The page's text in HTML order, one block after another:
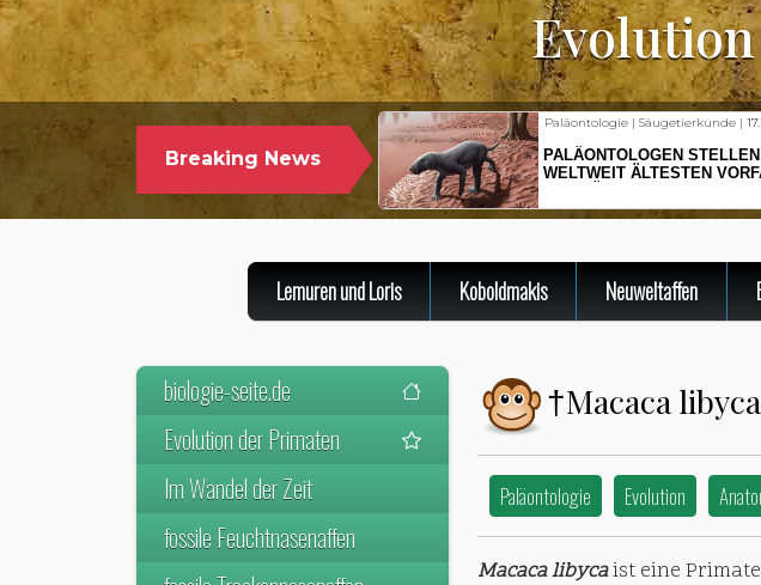
Breaking News
Paläontologie | Säugetierkunde |
PALÄONTOLOGEN STELLEN
WELTWEIT ÄLTESTEN
Lemuren und Loris Koboldmakis Neuweltaffen
biologie-seite.de
Evolution der Primaten
Im Wandel der Zeit
fossile Feuchtnasenaffen
†Macaca
Paläontologie Evolution
Macaca libycaist eine